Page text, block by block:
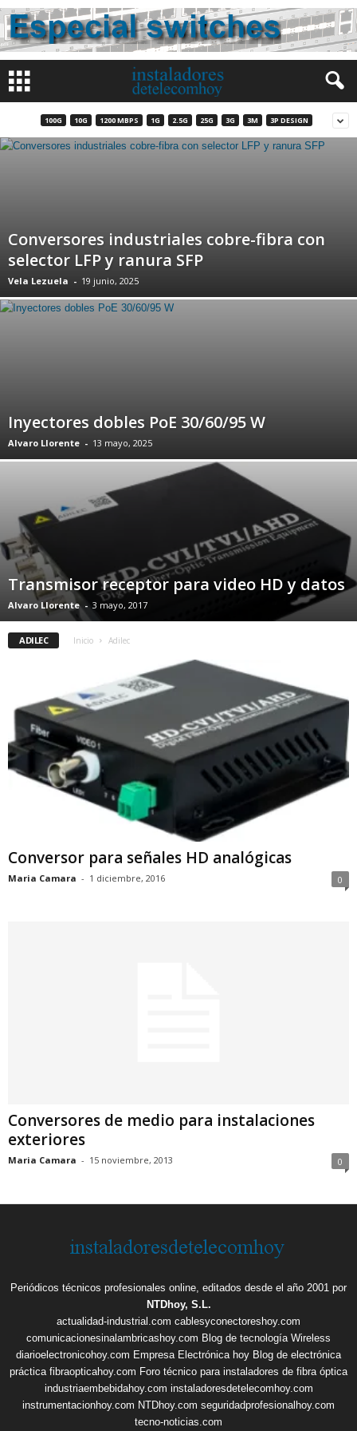
100G 10G 1200 MBPS 1G 2.5G 25G 3G 3M 3P DESIGN
Conversores industriales cobre-fibra con
selector LFP y ranura SFP
Vela Lezuela - 19 junio, 2025
Inyectores dobles PoE 30/60/95 W
Alvaro Llorente - 13 mayo, 2025
Transmisor receptor para video HD y datos
Alvaro Llorente - 3 mayo, 2017
ADILEC Inicio Adilec
Conversor para señales HD analógicas
Maria Camara - 1 diciembre, 2016 0
Conversores de medio para instalaciones
exteriores
Maria Camara - 15 noviembre, 2013 0
Periódicos técnicos profesionales online, editados desde el año 2001 por
NTDhoy, S.L.
actualidad-industrial.com cablesyconectoreshoy.com
comunicacionesinalambricashoy.com Blog de tecnología Wireless
diarioelectronicohoy.com Empresa Electrónica hoy Blog de electrónica
práctica fibraopticahoy.com Foro técnico para instaladores de fibra óptica
industriaembebidahoy.com instaladoresdetelecomhoy.com
instrumentacionhoy.com NTDhoy.com seguridadprofesionalhoy.com
tecno-noticias.com